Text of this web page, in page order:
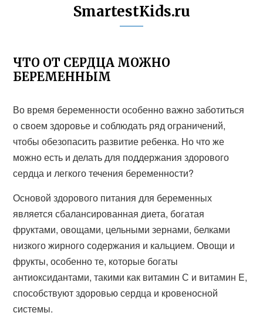
SmartestKids.ru
ЧТО ОТ СЕРДЦА МОЖНО
БЕРЕМЕННЫМ
Во время беременности особенно важно заботиться
о своем здоровье и соблюдать ряд ограничений,
чтобы обезопасить развитие ребенка. Но что же
можно есть и делать для поддержания здорового
сердца и легкого течения беременности?
Основой здорового питания для беременных
является сбалансированная диета, богатая
фруктами, овощами, цельными зернами, белками
низкого жирного содержания и кальцием. Овощи и
фрукты, особенно те, которые богаты
антиоксидантами, такими как витамин С и витамин E,
способствуют здоровью сердца и кровеносной
системы.